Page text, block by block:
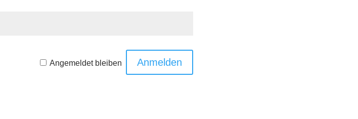
Angemeldet bleiben